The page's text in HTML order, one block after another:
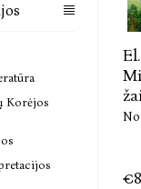
Korėjos